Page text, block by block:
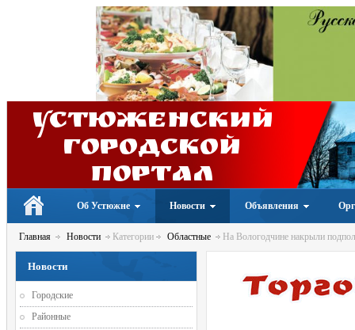
Устюженский
Городской
портал
Об Устюжне Новости Объявления
Главная Новости Категории Областные На Вологодчине накрыли
Новости
Городские
Районные